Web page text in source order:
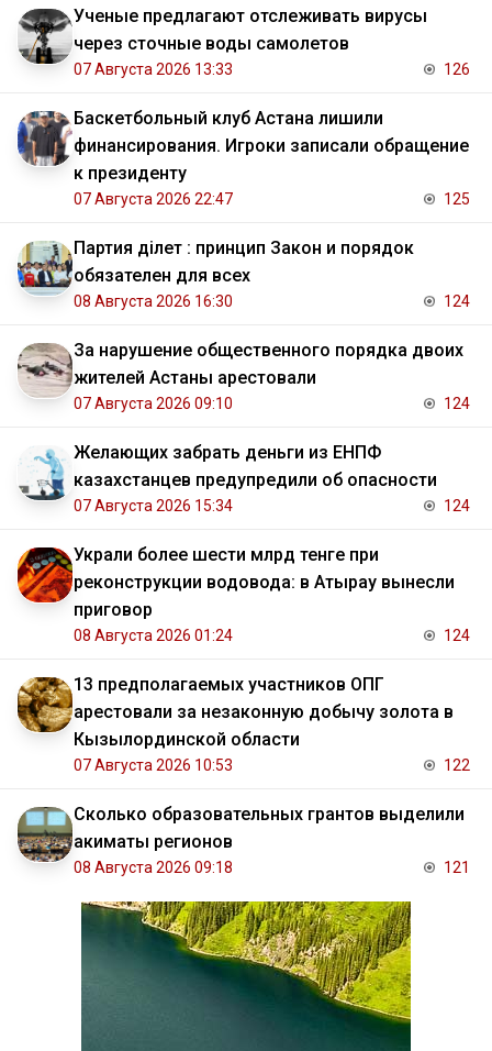
Ученые предлагают отслеживать вирусы
через сточные воды самолетов
07 Августа 2026 13:33 126
Баскетбольный клуб Астана лишили
финансирования. Игроки записали обращение
к президенту
07 Августа 2026 22:47 125
Партия Әділет : принцип Закон и порядок
обязателен для всех
08 Августа 2026 16:30 124
За нарушение общественного порядка двоих
жителей Астаны арестовали
07 Августа 2026 09:10 124
Желающих забрать деньги из ЕНПФ
казахстанцев предупредили об опасности
07 Августа 2026 15:34 124
Украли более шести млрд тенге при
реконструкции водовода: в Атырау вынесли
приговор
08 Августа 2026 01:24 124
13 предполагаемых участников ОПГ
арестовали за незаконную добычу золота в
Кызылординской области
07 Августа 2026 10:53 122
Сколько образовательных грантов выделили
акиматы регионов
08 Августа 2026 09:18 121